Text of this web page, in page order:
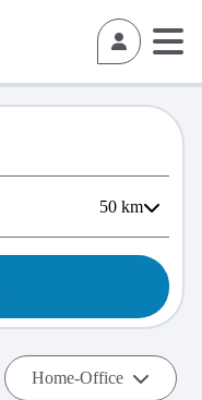
50 km
Home-Office